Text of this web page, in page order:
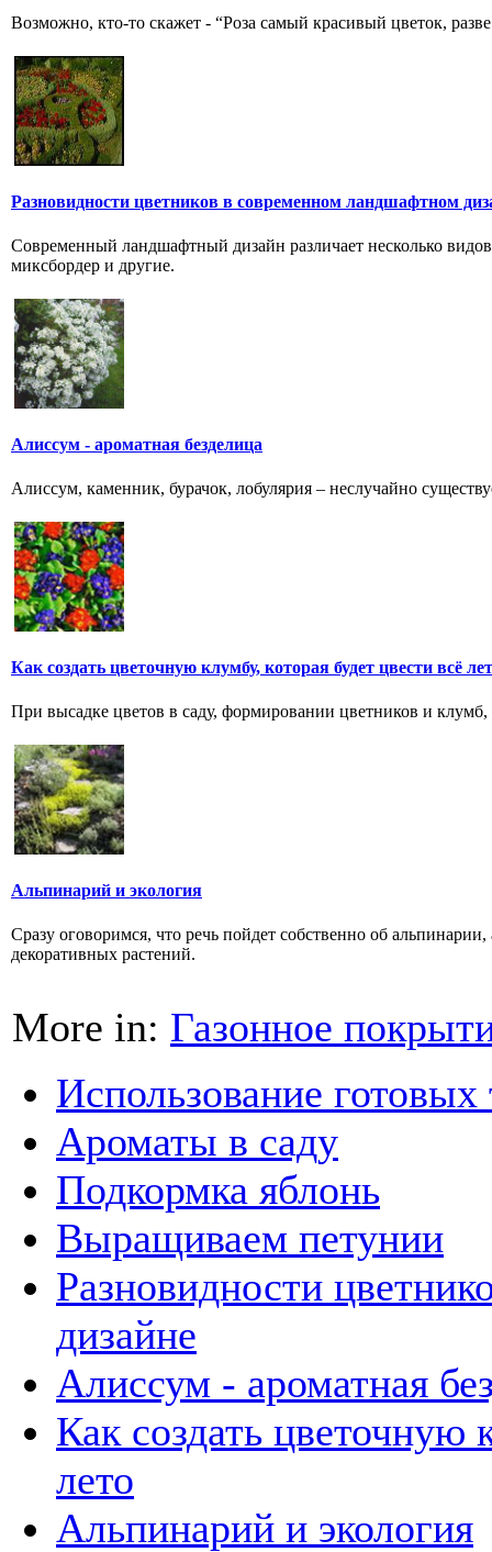
Возможно, кто-то скажет - “Роза самый красивый цветок,
Разновидности цветников в современном ландшафтном
Современный ландшафтный дизайн различает несколько
миксбордер и другие.
Алиссум - ароматная безделица
Алиссум, каменник, бурачок, лобулярия – неслучайно
Как создать цветочную клумбу, которая будет цвести всё
При высадке цветов в саду, формировании цветников и
Альпинарий и экология
Сразу оговоримся, что речь пойдет собственно об
декоративных растений.
More in: Газонное
Использование готовых
Ароматы в саду
Подкормка яблонь
Выращиваем петунии
Разновидности
дизайне
Алиссум - ароматная
Как создать цветочную
лето
Альпинарий и экология